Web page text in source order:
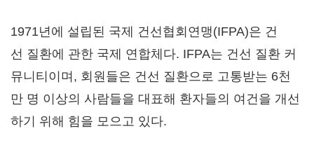
1971년에 설립된 국제 건선협회연맹(IFPA)은 건
선 질환에 관한 국제 연합체다. IFPA는 건선 질환 커
뮤니티이며, 회원들은 건선 질환으로 고통받는 6천
만 명 이상의 사람들을 대표해 환자들의 여건을 개선
하기 위해 힘을 모으고 있다.